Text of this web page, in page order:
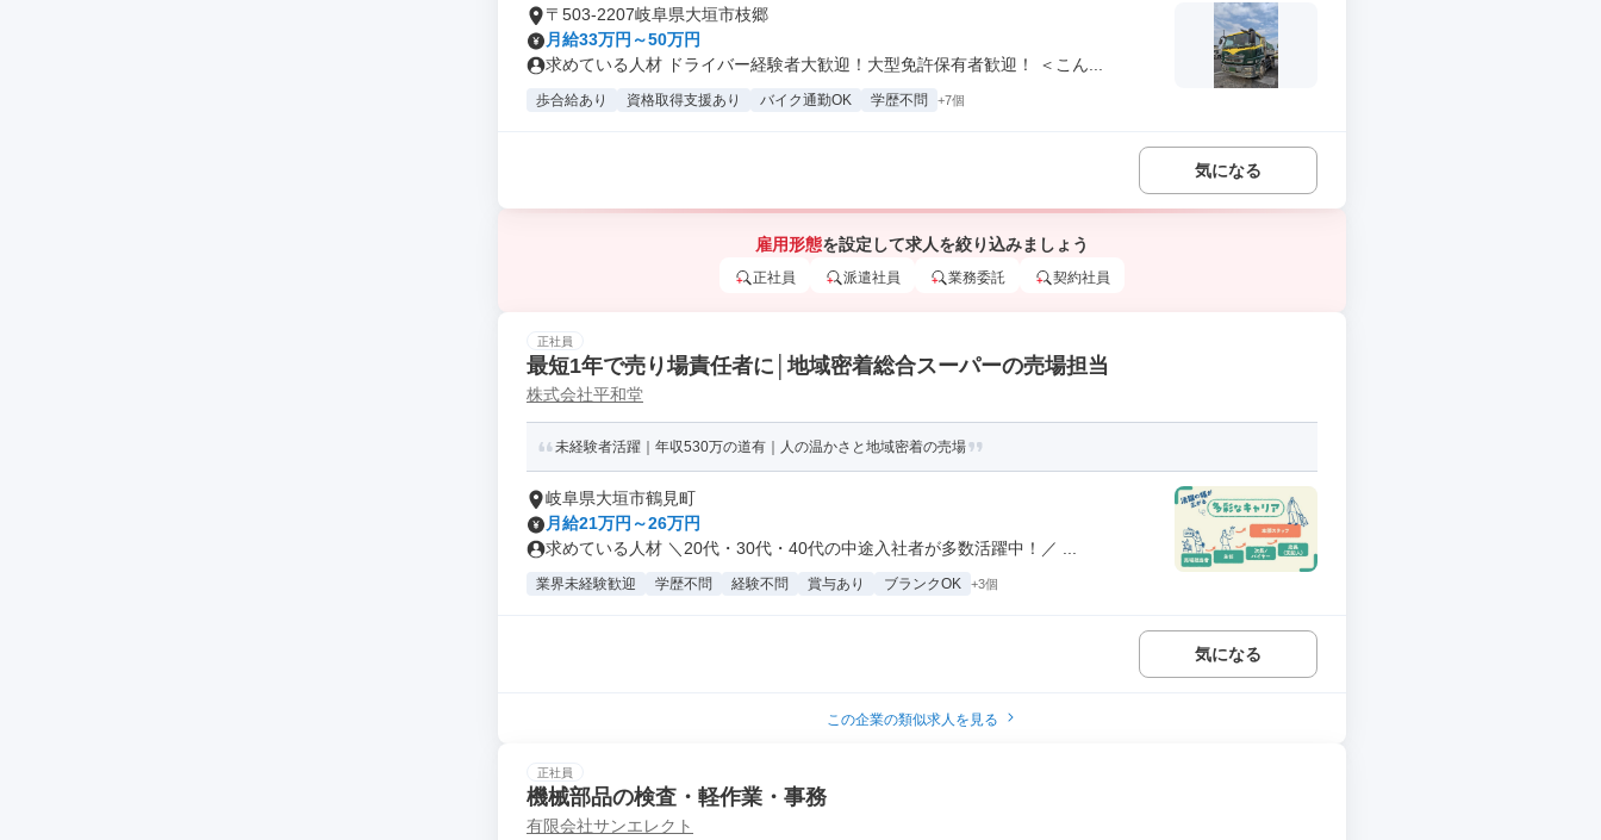
〒503-2207岐阜県大垣市枝郷
月給33万円～50万円
求めている人材 ドライバー経験者大歓迎！大型免許保有者歓迎！ ＜こん...
歩合給あり 資格取得支援あり バイク通勤OK 学歴不問 +7個
気になる
雇用形態を設定して求人を絞り込みましょう
正社員 派遣社員 業務委託 契約社員
正社員
最短1年で売り場責任者に│地域密着総合スーパーの売場担当
株式会社平和堂
未経験者活躍｜年収530万の道有｜人の温かさと地域密着の売場
岐阜県大垣市鶴見町
月給21万円～26万円
求めている人材 ＼20代・30代・40代の中途入社者が多数活躍中！／ ...
業界未経験歓迎 学歴不問 経験不問 賞与あり ブランクOK +3個
気になる
この企業の類似求人を見る
正社員
機械部品の検査・軽作業・事務
有限会社サンエレクト